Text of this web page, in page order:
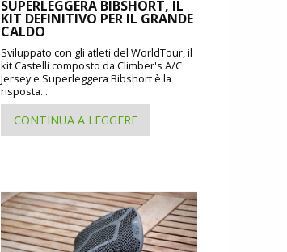
SUPERLEGGERA BIBSHORT, IL
KIT DEFINITIVO PER IL GRANDE
CALDO
Sviluppato con gli atleti del WorldTour, il
kit Castelli composto da Climber's A/C
Jersey e Superleggera Bibshort è la
risposta...
CONTINUA A LEGGERE